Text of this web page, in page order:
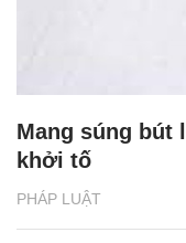
PHÁP LUẬT
Mang súng bút
khởi tố